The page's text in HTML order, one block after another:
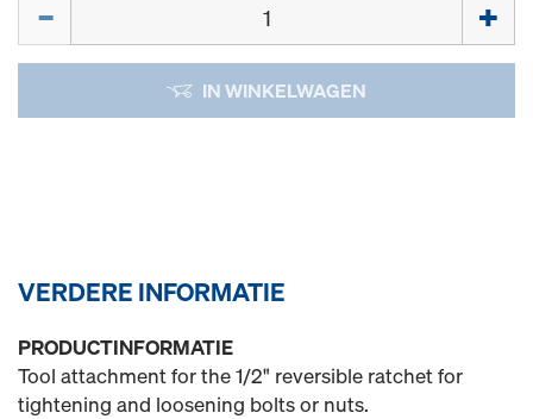
IN WINKELWAGEN
VERDERE INFORMATIE
PRODUCTINFORMATIE
Tool attachment for the 1/2" reversible ratchet for
tightening and loosening bolts or nuts.